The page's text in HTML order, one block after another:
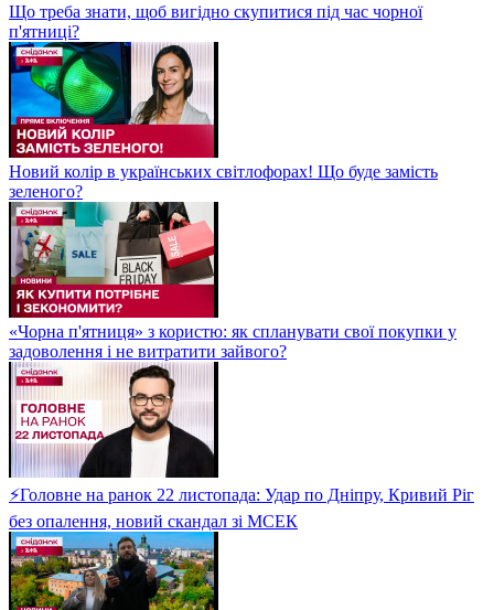
Що треба знати, щоб вигідно скупитися під час чорної
п'ятниці?
Новий колір в українських світлофорах! Що буде замість
зеленого?
«Чорна п'ятниця» з користю: як спланувати свої покупки у
задоволення і не витратити зайвого?
⚡Головне на ранок 22 листопада: Удар по Дніпру, Кривий Ріг
без опалення, новий скандал зі МСЕК